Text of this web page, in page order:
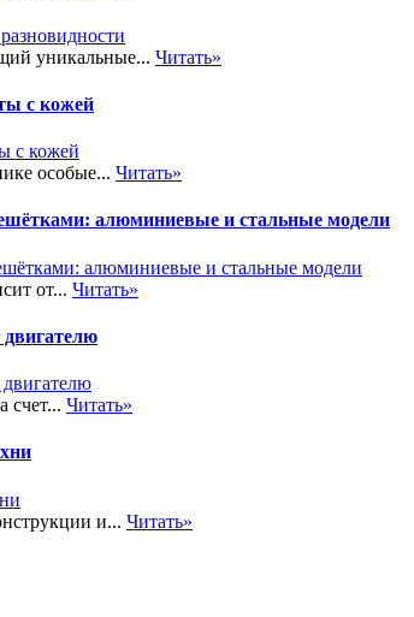
уникальные... Читать»
с кожей
особые... Читать»
алюминиевые и стальные модели
от... Читать»
двигателю
счет... Читать»
и... Читать»